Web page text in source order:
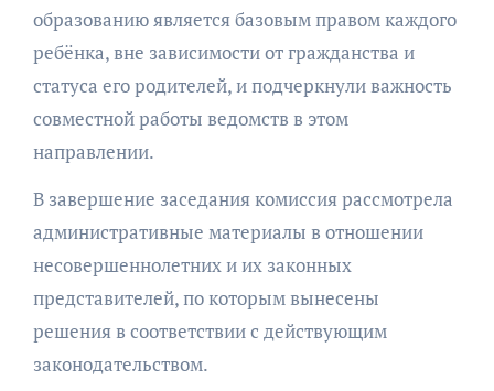
образованию является базовым правом каждого
ребёнка, вне зависимости от гражданства и
статуса его родителей, и подчеркнули важность
совместной работы ведомств в этом
направлении.
В завершение заседания комиссия рассмотрела
административные материалы в отношении
несовершеннолетних и их законных
представителей, по которым вынесены
решения в соответствии с действующим
законодательством.